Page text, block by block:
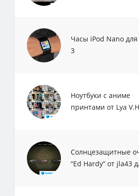
Часы iPod Nano для
3
Ноутбуки с аниме
принтами от Lya
Солнцезащитные
“Ed Hardy” от jla43